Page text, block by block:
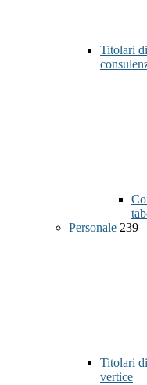
Titolari
Personale 239
Titolari
vertice